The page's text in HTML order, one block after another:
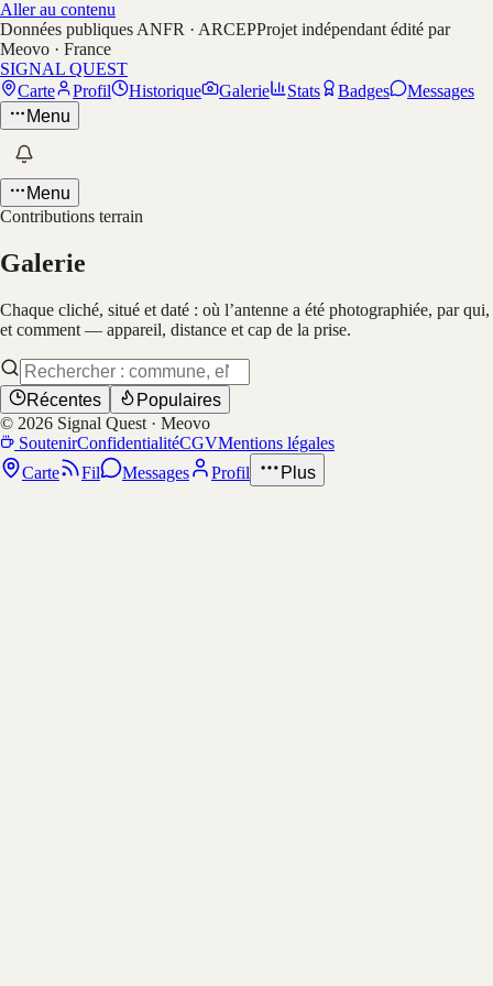
Aller au contenu
Données publiques ANFR · ARCEPProjet indépendant édité par
Meovo · France
SIGNAL QUEST
Carte
Profil Historique Galerie Stats Badges
Messages
Menu
Menu
Contributions terrain
Galerie
Chaque cliché, situé et daté : où l’antenne a été photographiée, par qui,
et comment — appareil, distance et cap de la prise.
Récentes
Populaires
© 2026 Signal Quest · Meovo
SoutenirConfidentialitéCGVMentions légales
Carte
Fil Messages Profil Plus